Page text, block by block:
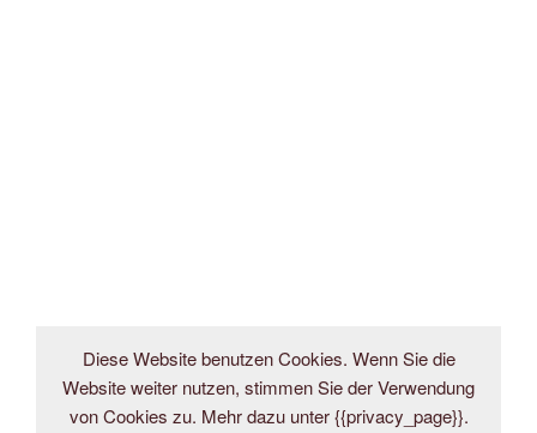
Diese Website benutzen Cookies. Wenn Sie die
Website weiter nutzen, stimmen Sie der Verwendung
von Cookies zu. Mehr dazu unter {{privacy_page}}.